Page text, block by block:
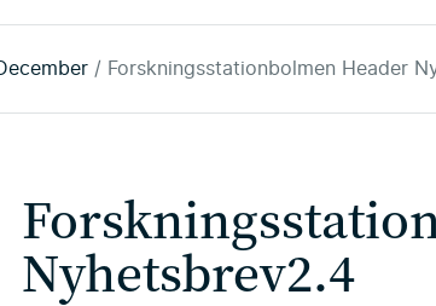
December Forskningsstationbolmen Header
Nyhetsbrev2.4